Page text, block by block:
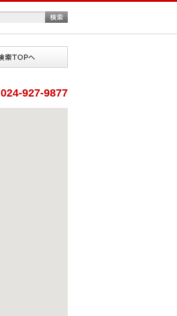
024-927-9877